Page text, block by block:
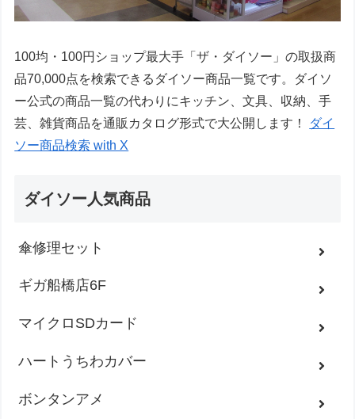
100均・100円ショップ最大手「ザ・ダイソー」の取扱商
品70,000点を検索できるダイソー商品一覧です。ダイソ
ー公式の商品一覧の代わりにキッチン、文具、収納、手
芸、雑貨商品を通販カタログ形式で大公開します！
ダイ
ソー商品検索 with X
ダイソー人気商品
傘修理セット
ギガ船橋店6F
マイクロSDカード
ハートうちわカバー
ボンタンアメ